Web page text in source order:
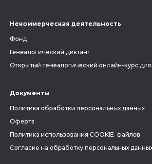
Некоммерческая деятельность
Фонд
Генеалогический диктант
Открытый генеалогический онлайн-курс
Документы
Политика обработки персональных данных
Оферта
Политика использования COOKIE-файлов
Согласие на обработку персональных